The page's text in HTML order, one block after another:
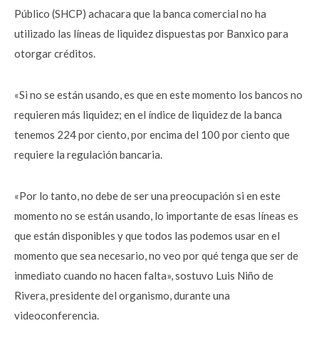
Público (SHCP) achacara que la banca comercial no ha
utilizado las líneas de liquidez dispuestas por Banxico para
otorgar créditos.
«Si no se están usando, es que en este momento los bancos no
requieren más liquidez; en el índice de liquidez de la banca
tenemos 224 por ciento, por encima del 100 por ciento que
requiere la regulación bancaria.
«Por lo tanto, no debe de ser una preocupación si en este
momento no se están usando, lo importante de esas líneas es
que están disponibles y que todos las podemos usar en el
momento que sea necesario, no veo por qué tenga que ser de
inmediato cuando no hacen falta», sostuvo Luis Niño de
Rivera, presidente del organismo, durante una
videoconferencia.